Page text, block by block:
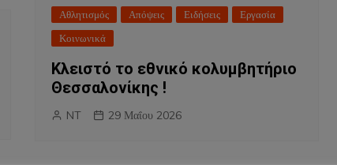
Αθλητισμός Απόψεις Ειδήσεις
Εργασία
Κοινωνικά
Κλειστό το εθνικό κολυμβητήριο
Θεσσαλονίκης !
NT 29 Μαΐου 2026